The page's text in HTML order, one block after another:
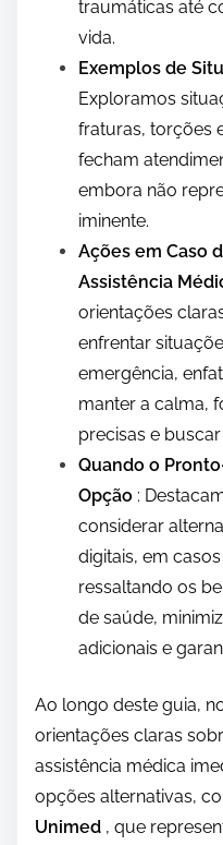
traumáticas até
vida.
Exemplos de
Exploramos
fraturas, torções
fecham
embora não
iminente.
Ações em Caso
Assistência
orientações
enfrentar
emergência,
manter a calma,
precisas e
Quando o
Opção :
considerar
digitais, em
ressaltando os
de saúde,
adicionais e
Ao longo deste guia,
orientações claras
assistência médica
opções alternativas,
Unimed , que